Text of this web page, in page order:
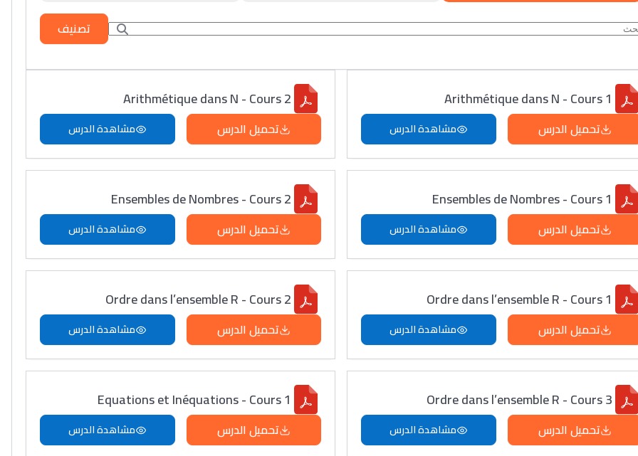
تصنيف
Arithmétique dans N - Cours 1
تحميل الدرس مشاهدة الدرس
Arithmétique dans N - Cours 2
تحميل الدرس مشاهدة الدرس
Ensembles de Nombres - Cours 1
تحميل الدرس مشاهدة الدرس
Ensembles de Nombres - Cours 2
تحميل الدرس مشاهدة الدرس
Ordre dans l’ensemble R - Cours 1
تحميل الدرس مشاهدة الدرس
Ordre dans l’ensemble R - Cours 2
تحميل الدرس مشاهدة الدرس
Ordre dans l’ensemble R - Cours 3
تحميل الدرس مشاهدة الدرس
Equations et Inéquations - Cours 1
تحميل الدرس مشاهدة الدرس